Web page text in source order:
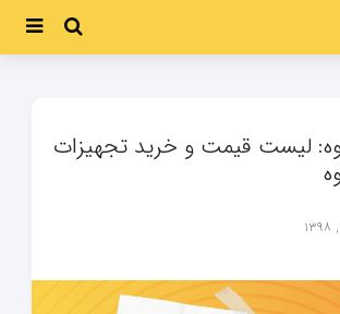
لیست قیمت و خرید تجهیزات